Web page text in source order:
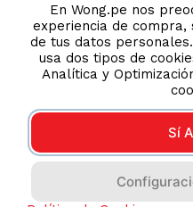
Esta tienda usa Niubiz
En Wong.pe nos
experiencia de compra,
de tus datos
usa dos tipos de
Analítica y
Sí